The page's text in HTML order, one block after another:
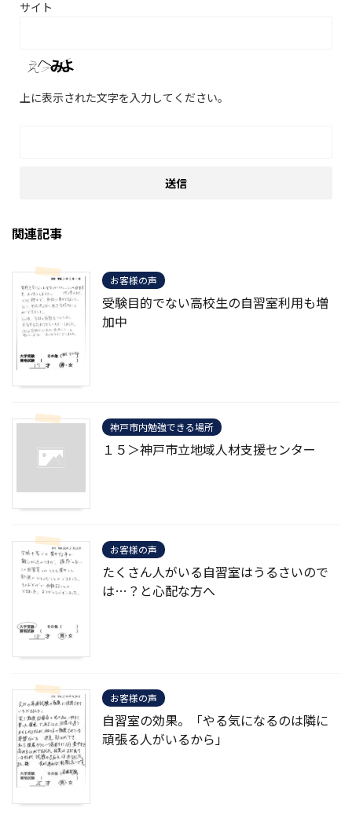
サイト
上に表示された文字を入力してください。
関連記事
お客様の声
受験目的でない高校生の自習室利用も増
加中
神戸市内勉強できる場所
１５＞神戸市立地域人材支援センター
お客様の声
たくさん人がいる自習室はうるさいので
は…？と心配な方へ
お客様の声
自習室の効果。「やる気になるのは隣に
頑張る人がいるから」